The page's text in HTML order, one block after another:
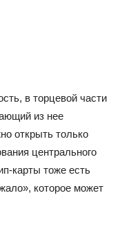
в торцевой части
из нее
открыть только
центрального
карты тоже есть
которое может